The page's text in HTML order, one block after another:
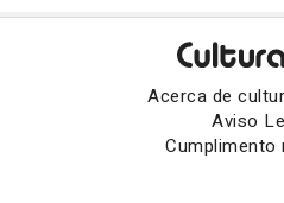
Acerca de
Aviso
Cumplimento